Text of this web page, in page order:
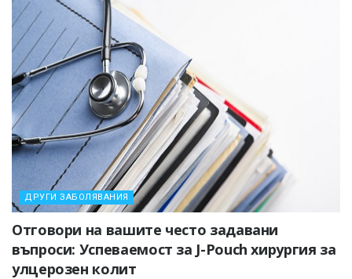
ДРУГИ ЗАБОЛЯВАНИЯ
Отговори на вашите често задавани
въпроси: Успеваемост за J-Pouch хирургия за
улцерозен колит